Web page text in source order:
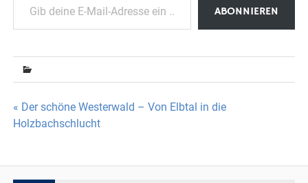
ABONNIEREN
Beitragsnavigation
« Der schöne Westerwald – Von Elbtal in die
Holzbachschlucht